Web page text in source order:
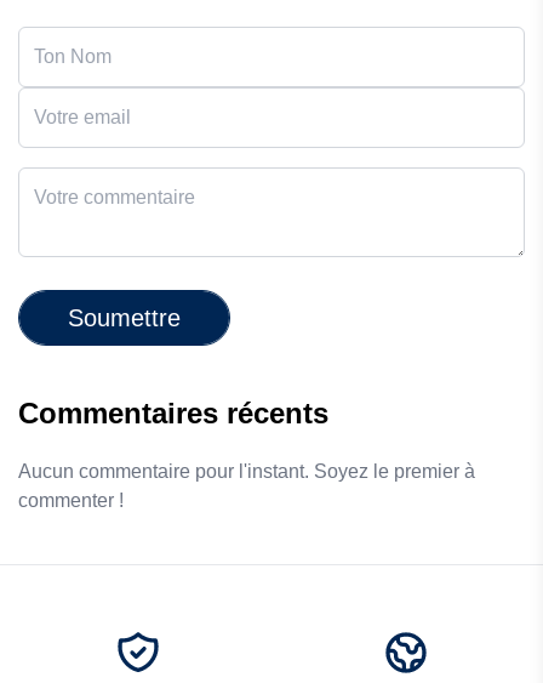
Soumettre
Commentaires récents
Aucun commentaire pour l'instant. Soyez le premier à
commenter !